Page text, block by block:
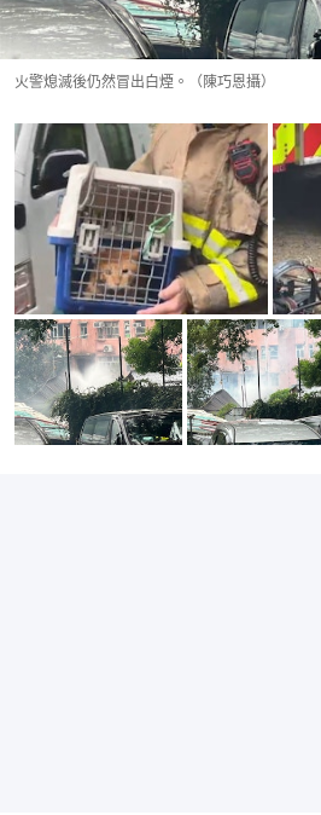
火警熄滅後仍然冒出白煙。（陳巧恩攝）